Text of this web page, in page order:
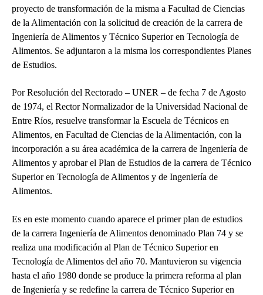
proyecto de transformación de la misma a Facultad de Ciencias
de la Alimentación con la solicitud de creación de la carrera de
Ingeniería de Alimentos y Técnico Superior en Tecnología de
Alimentos. Se adjuntaron a la misma los correspondientes Planes
de Estudios.
Por Resolución del Rectorado – UNER – de fecha 7 de Agosto
de 1974, el Rector Normalizador de la Universidad Nacional de
Entre Ríos, resuelve transformar la Escuela de Técnicos en
Alimentos, en Facultad de Ciencias de la Alimentación, con la
incorporación a su área académica de la carrera de Ingeniería de
Alimentos y aprobar el Plan de Estudios de la carrera de Técnico
Superior en Tecnología de Alimentos y de Ingeniería de
Alimentos.
Es en este momento cuando aparece el primer plan de estudios
de la carrera Ingeniería de Alimentos denominado Plan 74 y se
realiza una modificación al Plan de Técnico Superior en
Tecnología de Alimentos del año 70. Mantuvieron su vigencia
hasta el año 1980 donde se produce la primera reforma al plan
de Ingeniería y se redefine la carrera de Técnico Superior en